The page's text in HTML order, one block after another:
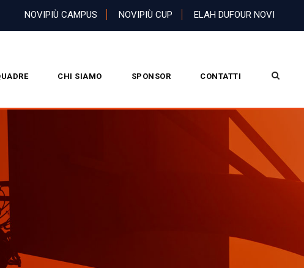
NOVIPIÙ CAMPUS NOVIPIÙ CUP ELAH DUFOUR NOVI
CHI SIAMO SPONSOR CONTATTI